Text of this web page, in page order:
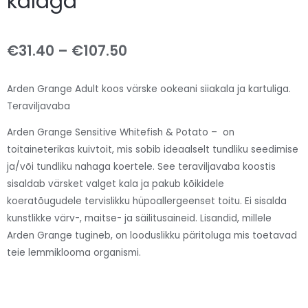
€31.40 – €107.50
Arden Grange Adult koos värske ookeani siiakala ja kartuliga.
Teraviljavaba
Arden Grange Sensitive Whitefish & Potato – on
toitaineterikas kuivtoit, mis sobib ideaalselt tundliku seedimise
ja/või tundliku nahaga koertele. See teraviljavaba koostis
sisaldab värsket valget kala ja pakub kõikidele
koeratõugudele tervislikku hüpoallergeenset toitu. Ei sisalda
kunstlikke värv-, maitse- ja säilitusaineid. Lisandid, millele
Arden Grange tugineb, on looduslikku päritoluga mis toetavad
teie lemmiklooma organismi.